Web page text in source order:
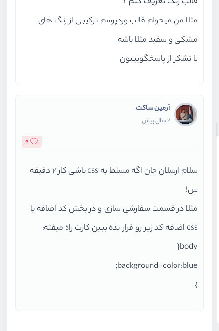
مثلا من میخوام قالب وردپرسم ترکیبی از رنگ های
مشکی و سفید مثلا باشه
با تشکر از پاسخگوییتون
آرمین ساکت
2 سال پیش
0
سلام ارسلان جان اگه مسلط به css باشی کار 2 دقیقه
س!
مثلا در قسمت سفارشی سازی و در بخش کد اضافه یا
css اضافه کد زیر رو قرار بده ببین کارت راه میفته:
body{
background-color:blue;
}